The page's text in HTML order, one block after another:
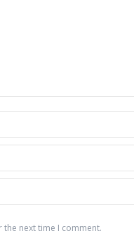
the next time I comment.